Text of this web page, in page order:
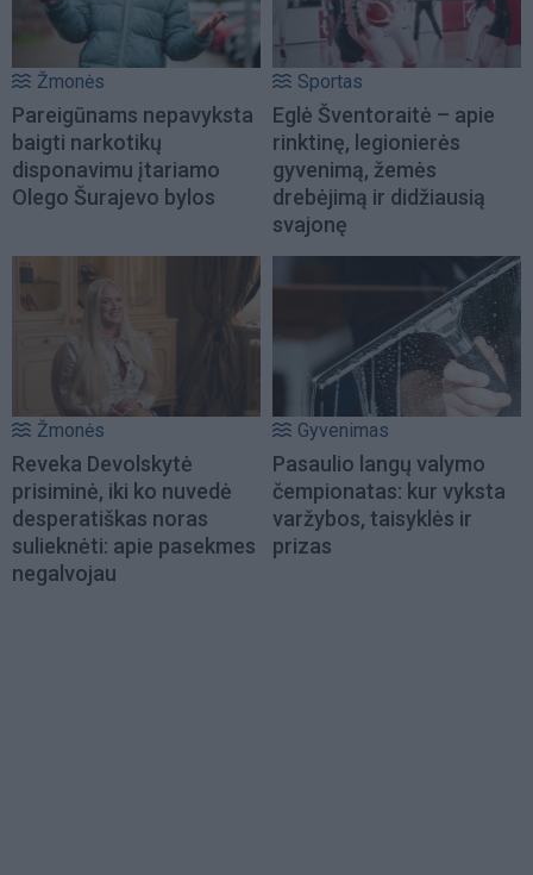
Žmonės
Pareigūnams nepavyksta
baigti narkotikų
disponavimu įtariamo
Olego Šurajevo bylos
Sportas
Eglė Šventoraitė – apie
rinktinę, legionierės
gyvenimą, žemės
drebėjimą ir didžiausią
svajonę
Žmonės
Reveka Devolskytė
prisiminė, iki ko nuvedė
desperatiškas noras
sulieknėti: apie pasekmes
negalvojau
Gyvenimas
Pasaulio langų valymo
čempionatas: kur vyksta
varžybos, taisyklės ir
prizas